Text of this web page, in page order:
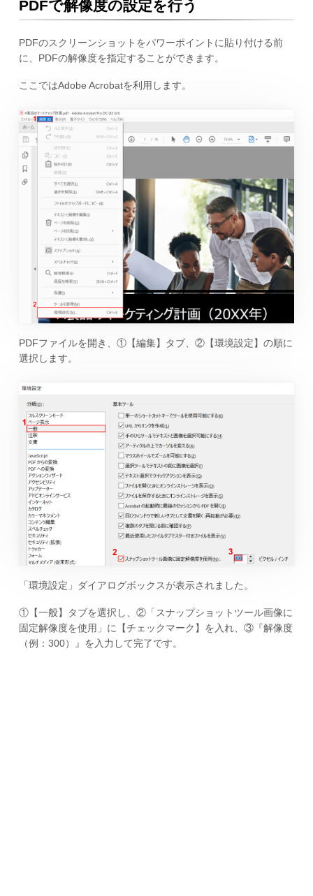
PDFで解像度の設定を行う
PDFのスクリーンショットをパワーポイントに貼り付ける前
に、PDFの解像度を指定することができます。
ここではAdobe Acrobatを利用します。
PDFファイルを開き、①【編集】タブ、②【環境設定】の順に
選択します。
「環境設定」ダイアログボックスが表示されました。
①【一般】タブを選択し、②「スナップショットツール画像に
固定解像度を使用」に【チェックマーク】を入れ、③『解像度
（例：300）』を入力して完了です。